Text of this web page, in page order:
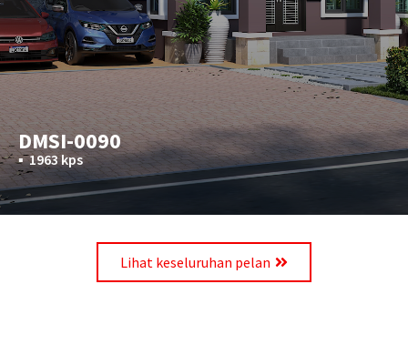
DMSI-0090
▪︎1963 kps
Lihat keseluruhan pelan